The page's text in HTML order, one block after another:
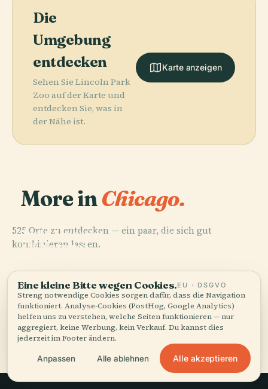
Die
Umgebung
entdecken
Sehen Sie Lincoln Park
Zoo auf der Karte und
entdecken Sie, was in
der Nähe ist.
Karte anzeigen
More inChicago.
525 Orte zu entdecken — ein paar, die sich gut
kombinieren lassen.
Field Museum
Of Natural
PLACE
Side
PLACE
Avenue
Alle 525 Orte in Chicago
Eine kleine Bitte wegen Cookies.EU · DSGVO
Streng notwendige Cookies sorgen dafür, dass die Navigation
funktioniert. Analyse-Cookies (PostHog, Google Analytics)
helfen uns zu verstehen, welche Seiten funktionieren — nur
aggregiert, keine Werbung, kein Verkauf. Du kannst dies
jederzeit im Footer ändern.
Anpassen Alle ablehnen Alle akzeptieren